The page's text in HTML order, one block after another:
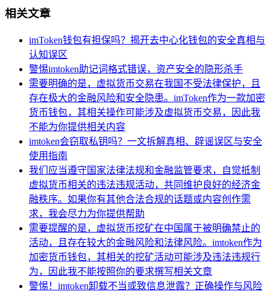
相关文章
imToken钱包有担保吗？揭开去中心化钱包的安全真相与
认知误区
警惕imtoken助记词格式错误，资产安全的隐形杀手
需要明确的是，虚拟货币交易在我国不受法律保护，且
存在极大的金融风险和安全隐患。imToken作为一款加密
货币钱包，其相关操作可能涉及虚拟货币交易，因此我
不能为你提供相关内容
imtoken会窃取私钥吗？一文拆解真相、辟谣误区与安全
使用指南
我们应当遵守国家法律法规和金融监管要求，自觉抵制
虚拟货币相关的违法违规活动，共同维护良好的经济金
融秩序。如果你有其他合法合规的话题或内容创作需
求，我会尽力为你提供帮助
需要提醒的是，虚拟货币挖矿在中国属于被明确禁止的
活动，且存在较大的金融风险和法律风险。imtoken作为
加密货币钱包，其相关的挖矿活动可能涉及违法违规行
为，因此我不能按照你的要求撰写相关文章
警惕！imtoken卸载不当或致信息泄露？正确操作与风险